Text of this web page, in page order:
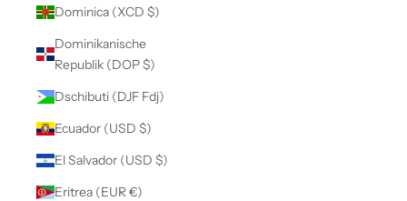
Dominica (XCD $)
Dominikanische
Republik (DOP $)
Dschibuti (DJF Fdj)
Ecuador (USD $)
El Salvador (USD $)
Eritrea (EUR €)